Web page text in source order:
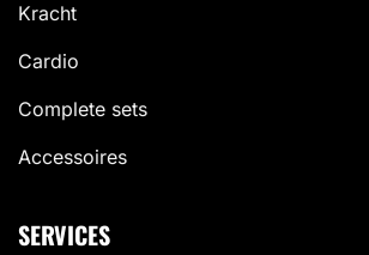
Kracht
Cardio
Complete sets
Accessoires
SERVICES